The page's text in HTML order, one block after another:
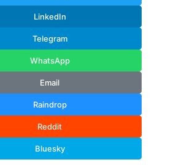
LinkedIn
Telegram
WhatsApp
Email
Raindrop
Reddit
Bluesky